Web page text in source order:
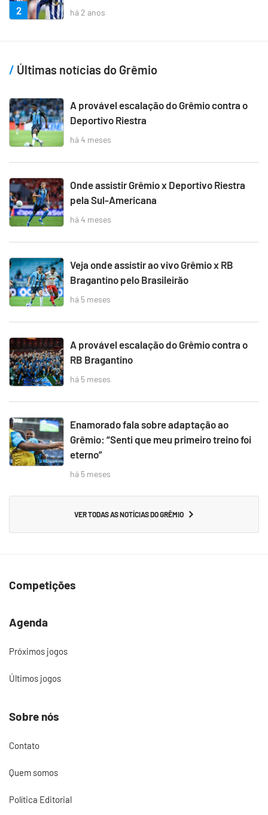
2 há 2 anos
Últimas notícias do Grêmio
A provável escalação do Grêmio contra o
Deportivo Riestra
há 4 meses
Onde assistir Grêmio x Deportivo Riestra
pela Sul-Americana
há 4 meses
Veja onde assistir ao vivo Grêmio x RB
Bragantino pelo Brasileirão
há 5 meses
A provável escalação do Grêmio contra o
RB Bragantino
há 5 meses
Enamorado fala sobre adaptação ao
Grêmio: “Senti que meu primeiro treino foi
eterno”
há 5 meses
VER TODAS AS NOTÍCIAS DO GRÊMIO
Competições
Agenda
Próximos jogos
Últimos jogos
Sobre nós
Contato
Quem somos
Política Editorial